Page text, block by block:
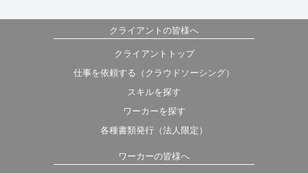
クライアントの皆様へ
クライアントトップ
仕事を依頼する（クラウドソーシング）
スキルを探す
ワーカーを探す
各種書類発行（法人限定）
ワーカーの皆様へ